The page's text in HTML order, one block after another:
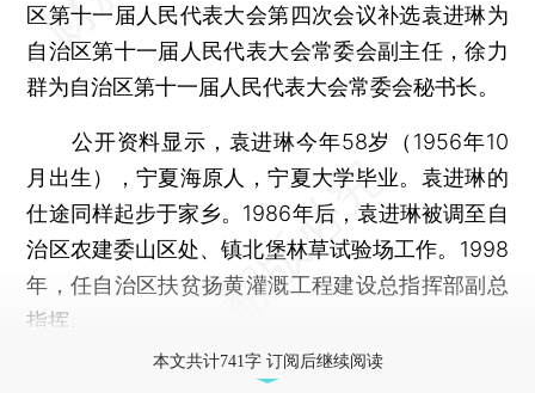
区第十一届人民代表大会第四次会议补选袁进琳为
自治区第十一届人民代表大会常委会副主任，徐力
群为自治区第十一届人民代表大会常委会秘书长。
公开资料显示，袁进琳今年58岁（1956年10
月出生），宁夏海原人，宁夏大学毕业。袁进琳的
仕途同样起步于家乡。1986年后，袁进琳被调至自
治区农建委山区处、镇北堡林草试验场工作。1998
年，任自治区扶贫扬黄灌溉工程建设总指挥部副总
指挥。
本文共计741字 订阅后继续阅读